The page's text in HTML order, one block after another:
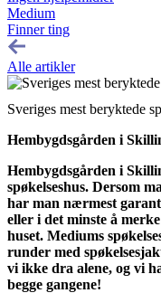
Medium
Finner ting
Alle artikler
Sveriges mest beryktede
Hembygdsgården i
Hembygdsgården i
spøkelseshus. Dersom
har man nærmest
eller i det minste å
huset. Mediums
runder med
vi ikke dra alene, og vi
begge gangene!